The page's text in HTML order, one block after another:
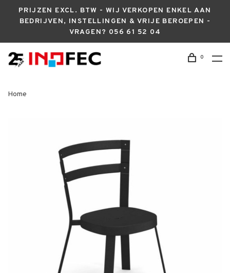
PRIJZEN EXCL. BTW - WIJ VERKOPEN ENKEL AAN
BEDRIJVEN, INSTELLINGEN & VRIJE BEROEPEN -
VRAGEN? 056 61 52 04
0
Home